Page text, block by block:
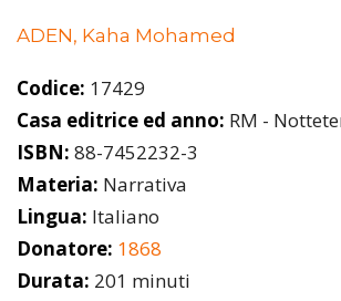
ADEN, Kaha Mohamed
Codice: 17429
Casa editrice ed anno: RM -
ISBN: 88-7452232-3
Materia: Narrativa
Lingua: Italiano
Donatore: 1868
Durata: 201 minuti